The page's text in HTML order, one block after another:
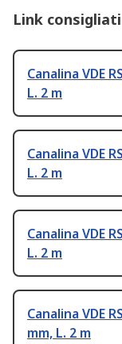
Link consigliati
Canalina VDE
L. 2 m
Canalina VDE
L. 2 m
Canalina VDE
L. 2 m
Canalina VDE
mm, L. 2 m